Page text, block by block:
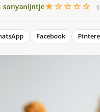
sonyanijntje★☆☆☆☆
Facebook